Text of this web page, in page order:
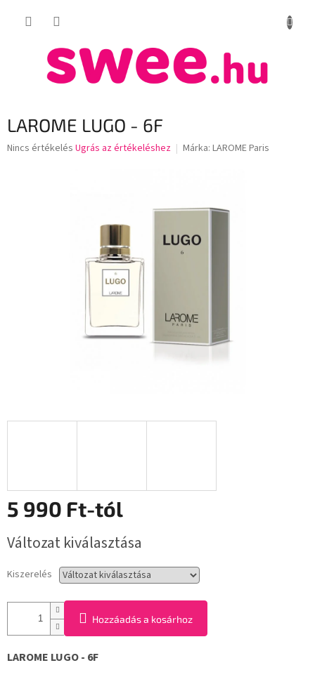
KOSÁR
LAROME LUGO - 6F
A
Nincs értékelés Ugrás az értékeléshez Márka: LAROME Paris
5 990 Ft-tól
Változat kiválasztása
Kiszerelés
Hozzáadás a kosárhoz
LAROME LUGO - 6F